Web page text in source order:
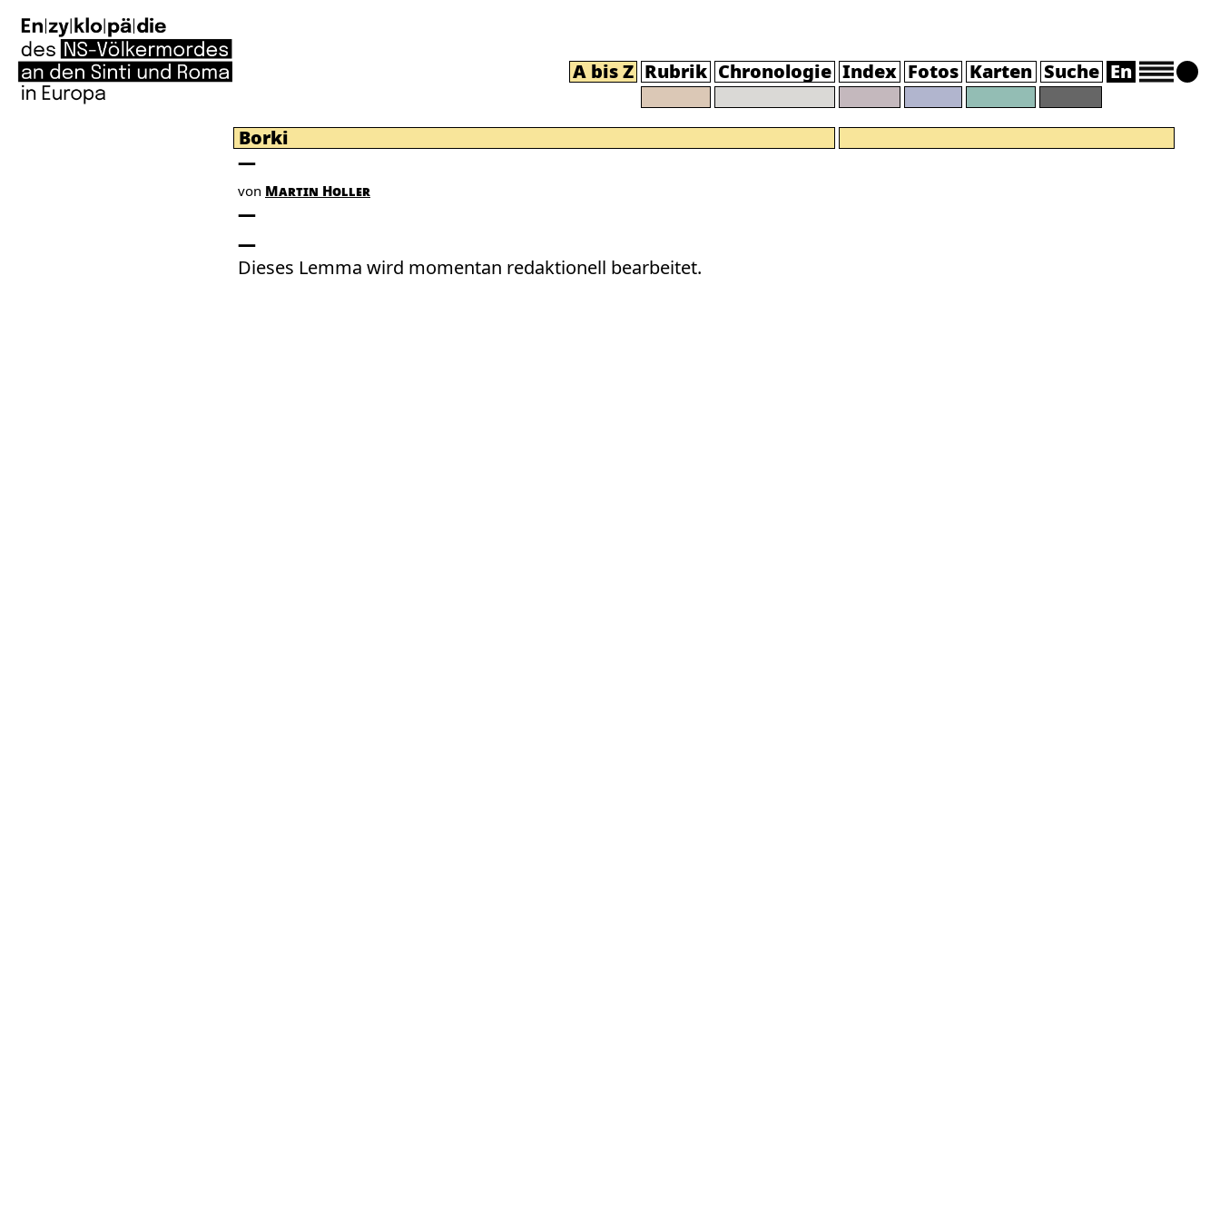
A bis Z Rubrik Chronologie Index Fotos Karten Suche En
Borki
von Martin Holler
Dieses Lemma wird momentan redaktionell bearbeitet.